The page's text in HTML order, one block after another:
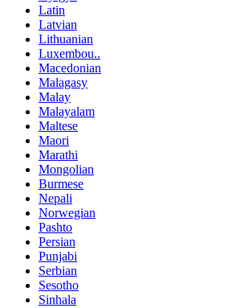
Latin
Latvian
Lithuanian
Luxembou..
Macedonian
Malagasy
Malay
Malayalam
Maltese
Maori
Marathi
Mongolian
Burmese
Nepali
Norwegian
Pashto
Persian
Punjabi
Serbian
Sesotho
Sinhala